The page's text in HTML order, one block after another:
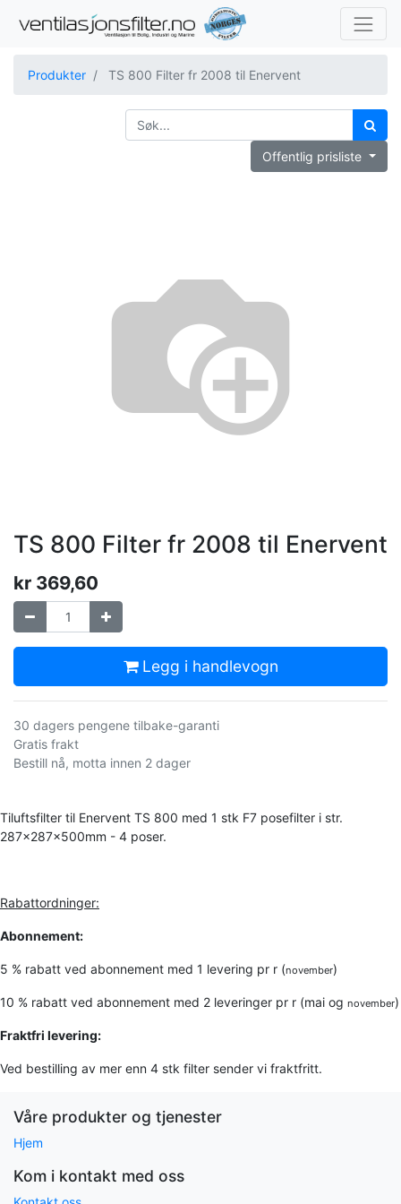
Produkter TS 800 Filter fr 2008 til Enervent
Offentlig prisliste
TS 800 Filter fr 2008 til Enervent
kr 369,60
Legg i handlevogn
30 dagers pengene tilbake-garanti
Gratis frakt
Bestill nå, motta innen 2 dager
Tiluftsfilter til Enervent TS 800 med 1 stk F7 posefilter i str.
287x287x500mm - 4 poser.
Rabattordninger:
Abonnement:
5 % rabatt ved abonnement med 1 levering pr r (november)
10 % rabatt ved abonnement med 2 leveringer pr r (mai og november)
Fraktfri levering:
Ved bestilling av mer enn 4 stk filter sender vi fraktfritt.
Våre produkter og tjenester
Hjem
Kom i kontakt med oss